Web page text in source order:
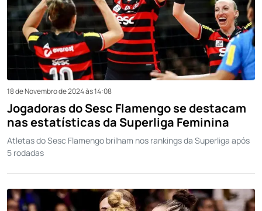
18 de Novembro de 2024 às 14:08
Jogadoras do Sesc Flamengo se destacam
nas estatísticas da Superliga Feminina
Atletas do Sesc Flamengo brilham nos rankings da Superliga após
5 rodadas